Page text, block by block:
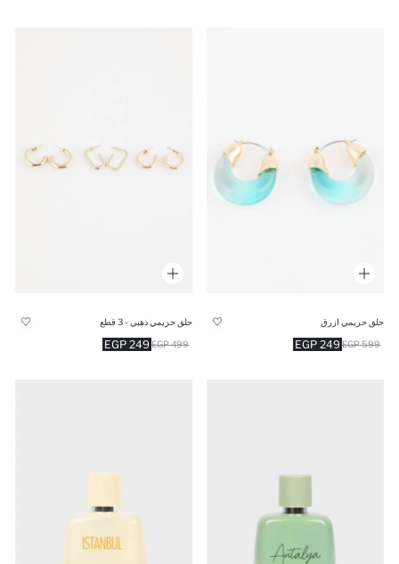
حلق حريمي ازرق
249 EGP 599 EGP
حلق حريمي ذهبي - 3 قطع
249 EGP 499 EGP